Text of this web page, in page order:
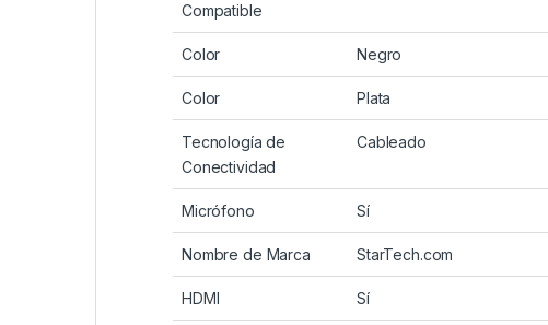
Compatible
Color Negro
Color Plata
Tecnología de
Conectividad
Cableado
Micrófono Sí
Nombre de Marca StarTech.com
HDMI Sí